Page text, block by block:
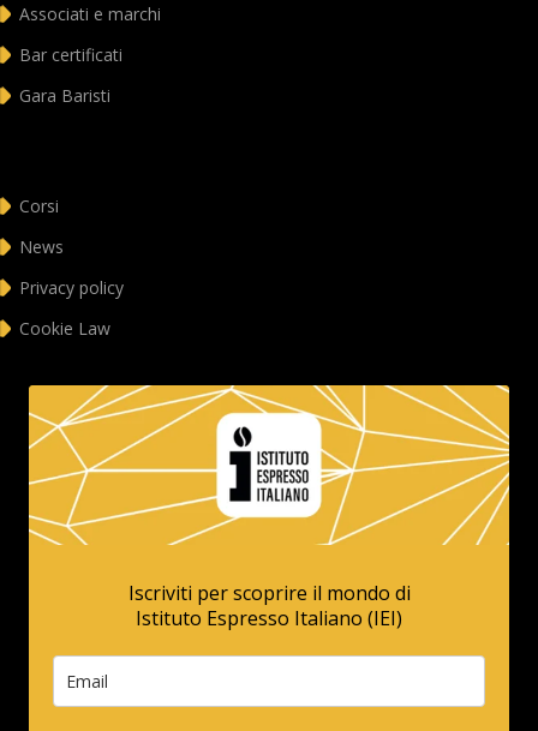
Associati e marchi
Bar certificati
Gara Baristi
Corsi
News
Privacy policy
Cookie Law
Iscriviti per scoprire il mondo di
Istituto Espresso Italiano (IEI)